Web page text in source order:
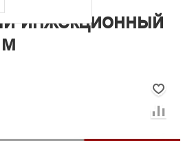
инжекционный